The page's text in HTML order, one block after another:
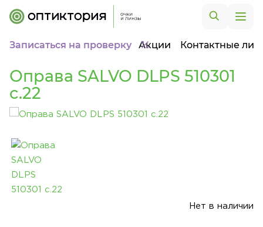
Записаться на проверку Акции Контактные
Оправа SALVO DLPS 510301
c.22
Нет в наличии